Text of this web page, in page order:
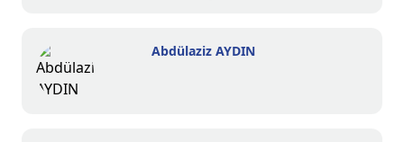
Abdülaziz AYDIN